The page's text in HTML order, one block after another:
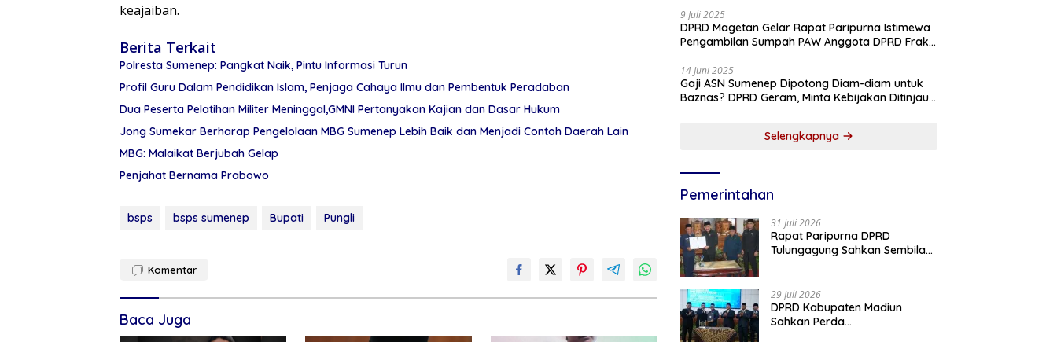
keajaiban.
Berita Terkait
Polresta Sumenep: Pangkat Naik, Pintu Informasi Turun
Profil Guru Dalam Pendidikan Islam, Penjaga Cahaya Ilmu dan Pembentuk Peradaban
Dua Peserta Pelatihan Militer Meninggal,GMNI Pertanyakan Kajian dan Dasar Hukum
Jong Sumekar Berharap Pengelolaan MBG Sumenep Lebih Baik dan Menjadi Contoh Daerah Lain
MBG: Malaikat Berjubah Gelap
Penjahat Bernama Prabowo
bsps bsps sumenep Bupati Pungli
Komentar
Baca Juga
9 Juli 2025
DPRD Magetan Gelar Rapat Paripurna Istimewa
Pengambilan Sumpah PAW Anggota DPRD Fraksi
14 Juni 2025
Gaji ASN Sumenep Dipotong Diam-diam untuk
Baznas? DPRD Geram, Minta Kebijakan Ditinjau
Selengkapnya
Pemerintahan
31 Juli 2026
Rapat Paripurna DPRD
Tulungagung Sahkan Sembilan
29 Juli 2026
DPRD Kabupaten Madiun
Sahkan Perda